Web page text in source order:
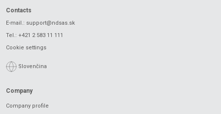
Contacts
E-mail.: support@ndsas.sk
Tel.: +421 2 583 11 111
Cookie settings
Slovenčina
Company
Company profile